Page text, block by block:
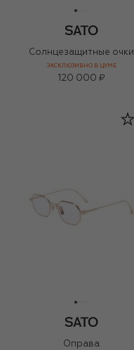
Солнцезащитные очки
ЭКСКЛЮЗИВНО В ЦУМЕ
120 000 ₽
Оправа